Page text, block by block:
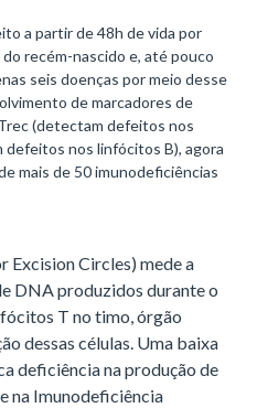
a partir de 48h de vida por
recém-nascido e, até pouco
seis doenças por meio desse
de marcadores de
(detectam defeitos nos
nos linfócitos B), agora
mais de 50 imunodeficiências
Excision Circles) mede a
DNA produzidos durante o
T no timo, órgão
dessas células. Uma baixa
deficiência na produção de
na Imunodeficiência